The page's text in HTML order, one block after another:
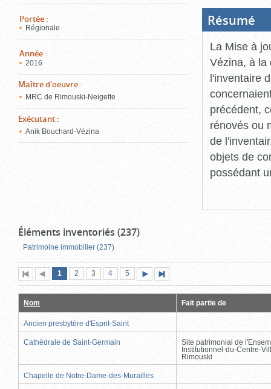
Portée :
Régionale
Année :
2016
Maître d'oeuvre :
MRC de Rimouski-Neigette
Exécutant :
Anik Bouchard-Vézina
Résumé
La Mise à
Vézina, à la
l'inventaire
précédent,
rénovés ou
de
objets de
possédant
Éléments inventoriés (237)
Patrimoine immobilier (237)
Première
page
Page
précédente
Page
1 (page
actuelle)
Page
2 Page
3 Page
4 Page
5
suivante
page
Nom Fait partie de
Ancien presbytère d'Esprit-Saint
Cathédrale de Saint-Germain
Site patrimonial de
Institutionnel-du-Centre-
Rimouski
Chapelle de Notre-Dame-des-Murailles